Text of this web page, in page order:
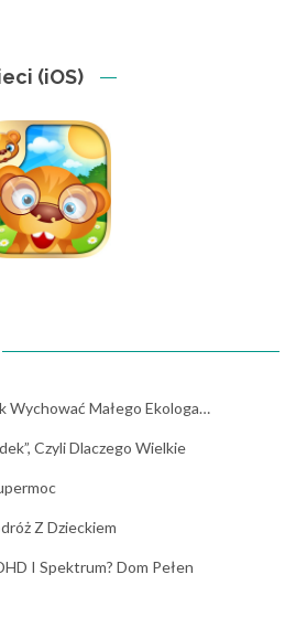
(iOS)
Wychować Małego Ekologa…
Czyli Dlaczego Wielkie
Z Dzieckiem
I Spektrum? Dom Pełen